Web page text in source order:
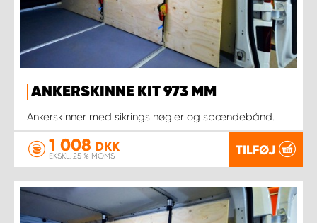
ANKERSKINNE KIT 973 MM
Ankerskinner med sikrings nøgler og spændebånd.
1 008 DKK
EKSKL. 25 % MOMS TILFØJ